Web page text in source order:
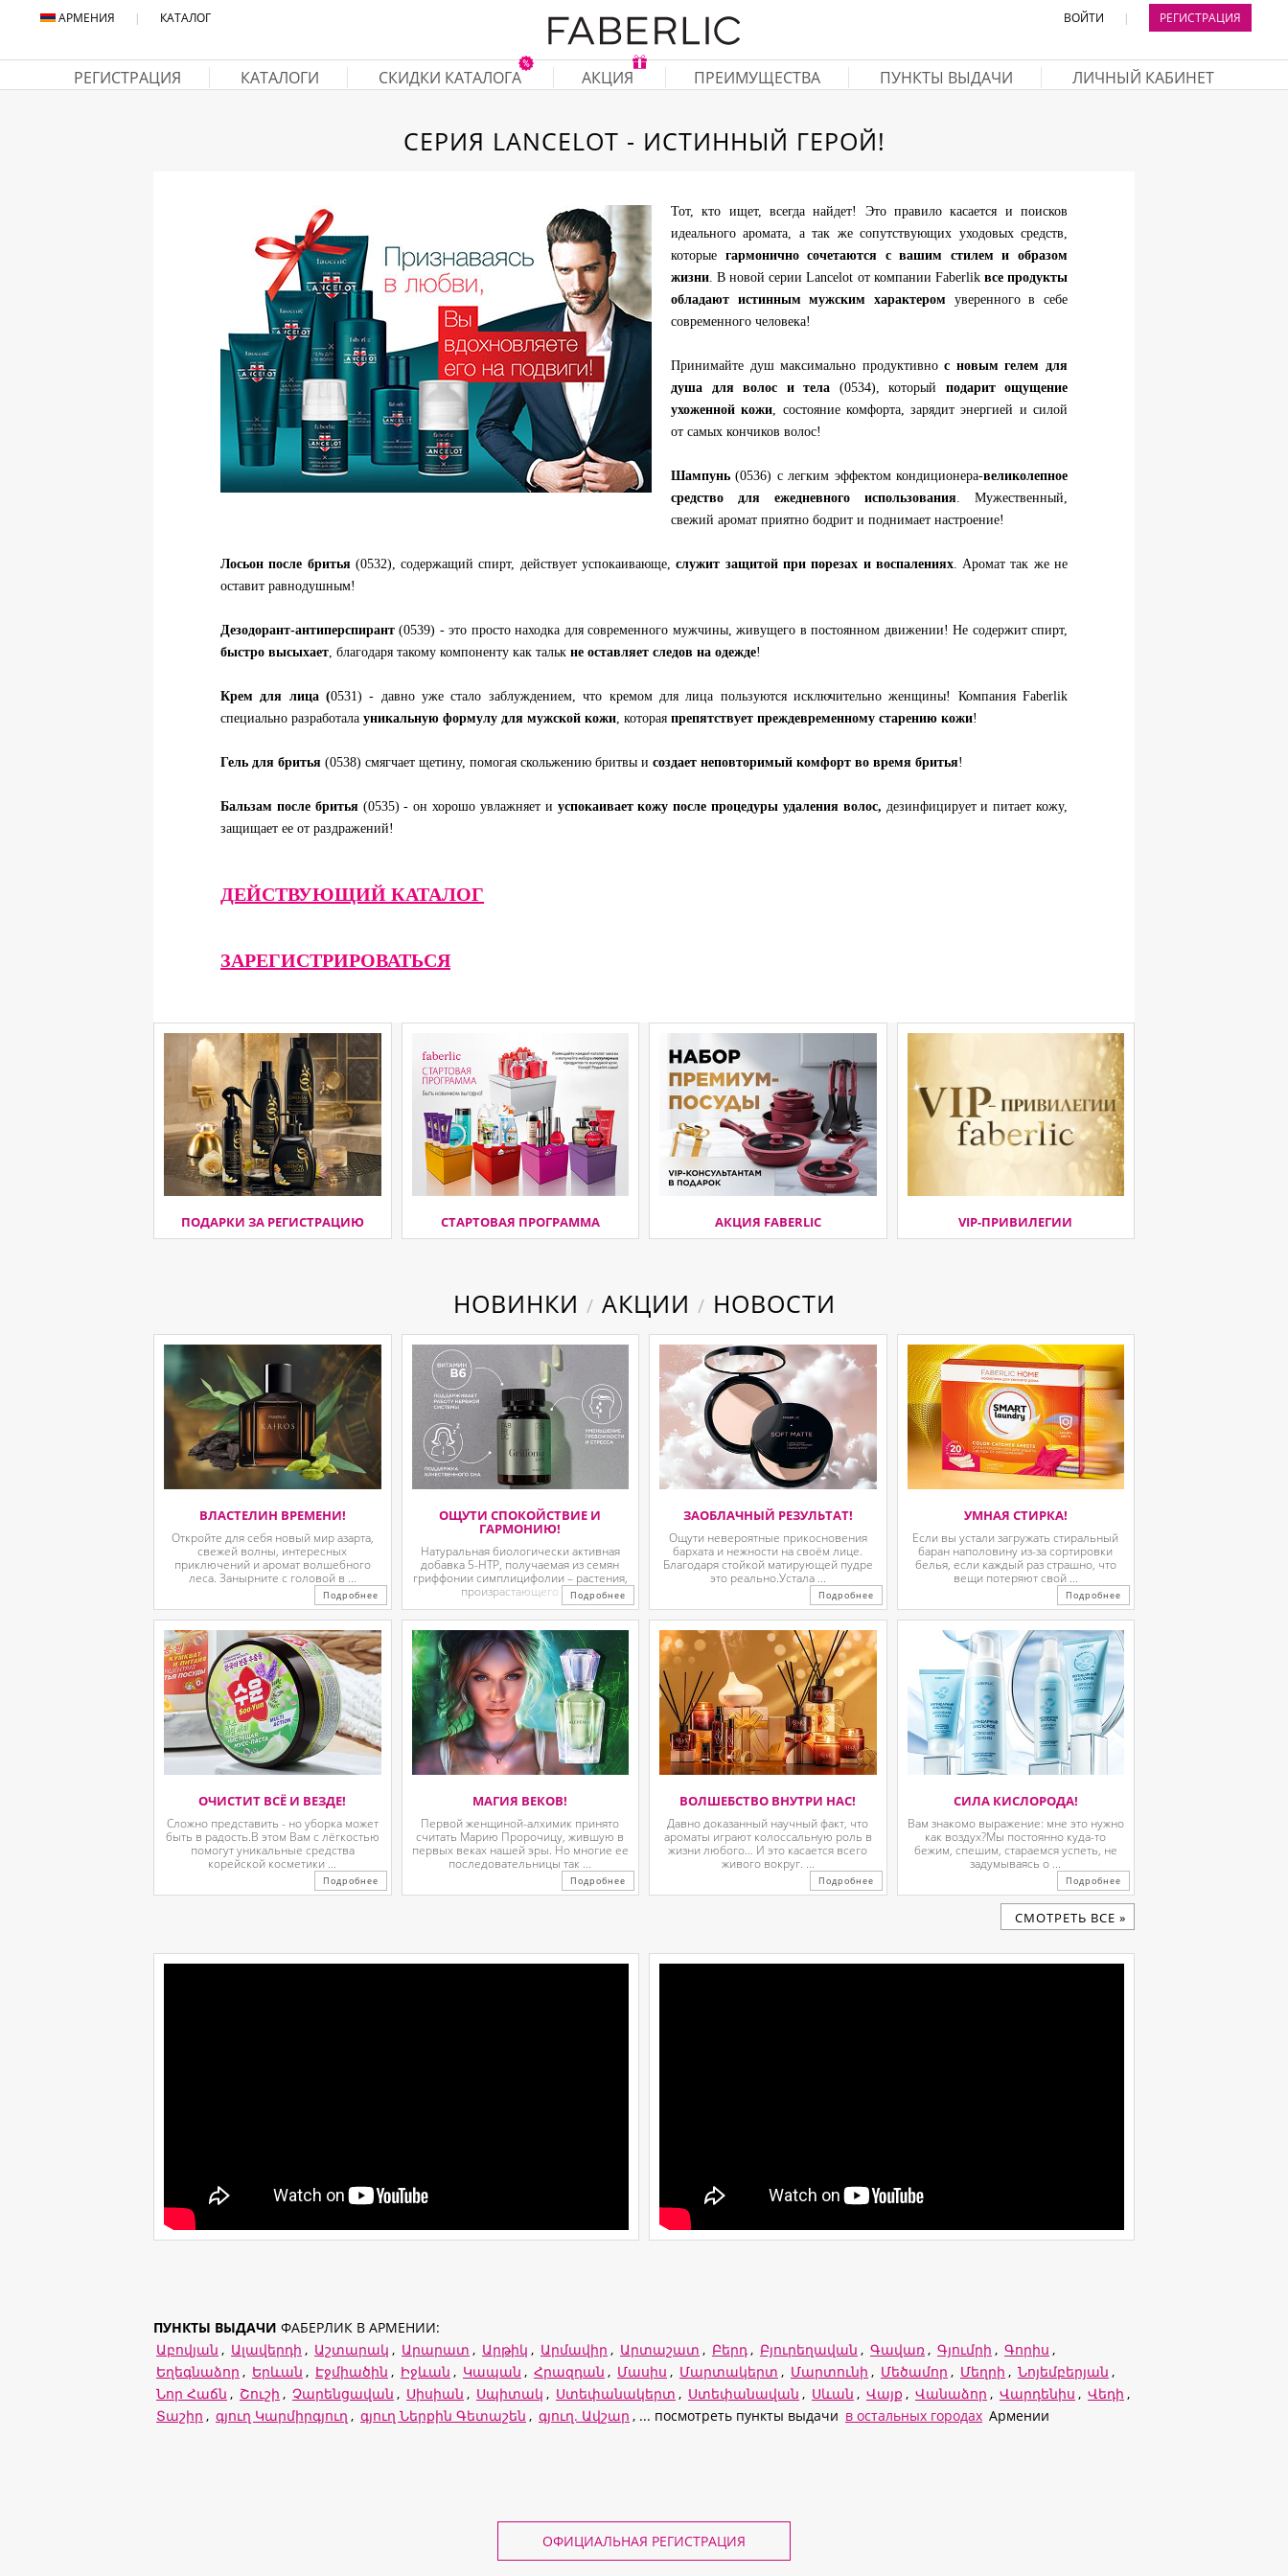
АРМЕНИЯ | КАТАЛОГ ВОЙТИ | РЕГИСТРАЦИЯ
РЕГИСТРАЦИЯ КАТАЛОГИ СКИДКИ КАТАЛОГА АКЦИЯ ПРЕИМУЩЕСТВА ПУНКТЫ ВЫДАЧИ ЛИЧНЫЙ КАБИНЕТ
СЕРИЯ LANCELOT - ИСТИННЫЙ ГЕРОЙ!
Тот, кто ищет, всегда найдет! Это правило касается и поисков
идеального аромата, а так же сопутствующих уходовых средств,
которые гармонично сочетаются с вашим стилем и образом
жизни. В новой серии Lancelot от компании Faberlik все продукты
обладают истинным мужским характером уверенного в себе
современного человека!
Принимайте душ максимально продуктивнос новым гелем для
душа для волос и тела (0534), который подарит ощущение
ухоженной кожи, состояние комфорта, зарядит энергией и силой
от самых кончиков волос!
Шампунь (0536) с легким эффектом кондиционера-великолепное
средство для ежедневного использования. Мужественный,
свежий аромат приятно бодрит и поднимает настроение!
Лосьон после бритья(0532), содержащий спирт, действует успокаивающе,служит защитой при порезах и воспалениях. Аромат так же не
оставит равнодушным!
Дезодорант-антиперспирант (0539) - это просто находка для современного мужчины, живущего в постоянном движении! Не содержит спирт,
быстро высыхает, благодаря такому компоненту как тальк не оставляет следов на одежде!
Крем для лица (0531) - давно уже стало заблуждением, что кремом для лица пользуются исключительно женщины! Компания Faberlik
специально разработала уникальную формулу для мужской кожи, которая препятствует преждевременному старению кожи!
Гель для бритья (0538) смягчает щетину, помогая скольжению бритвы и создает неповторимый комфорт во время бритья!
Бальзам после бритья(0535) - он хорошо увлажняет и успокаивает кожу после процедуры удаления волос, дезинфицирует и питает кожу,
защищает ее от раздражений!
ДЕЙСТВУЮЩИЙ КАТАЛОГ
ЗАРЕГИСТРИРОВАТЬСЯ
ПОДАРКИ ЗА РЕГИСТРАЦИЮ СТАРТОВАЯ ПРОГРАММА АКЦИЯ FABERLIC VIP-ПРИВИЛЕГИИ
НОВИНКИ / АКЦИИ / НОВОСТИ
ВЛАСТЕЛИН ВРЕМЕНИ!
Откройте для себя новый мир азарта,
свежей волны, интересных
приключений и аромат волшебного
леса. Занырните с головой в ...
Подробнее
ОЩУТИ СПОКОЙСТВИЕ И
ГАРМОНИЮ!
Натуральная биологически активная
добавка 5-HTP, получаемая из семян
гриффонии симплицифолии – растения,
произрастающего в ...Подробнее
ЗАОБЛАЧНЫЙ РЕЗУЛЬТАТ!
Ощути невероятные прикосновения
бархата и нежности на своём лице.
Благодаря стойкой матирующей пудре
это реально.Устала ...
Подробнее
УМНАЯ СТИРКА!
Если вы устали загружать стиральный
баран наполовину из-за сортировки
белья, если каждый раз страшно, что
вещи потеряют свой ...
Подробнее
ОЧИСТИТ ВСЁ И ВЕЗДЕ!
Сложно представить - но уборка может
быть в радость.В этом Вам с лёгкостью
помогут уникальные средства
корейской косметики ...
Подробнее
МАГИЯ ВЕКОВ!
Первой женщиной-алхимик принято
считать Марию Пророчицу, жившую в
первых веках нашей эры. Но многие ее
последовательницы так ...
Подробнее
ВОЛШЕБСТВО ВНУТРИ НАС!
Давно доказанный научный факт, что
ароматы играют колоссальную роль в
жизни любого… И это касается всего
живого вокруг. ...
Подробнее
СИЛА КИСЛОРОДА!
Вам знакомо выражение: мне это нужно
как воздух?Мы постоянно куда-то
бежим, спешим, стараемся успеть, не
задумываясь о ...
Подробнее
CМОТРЕТЬ ВСЕ »
ПУНКТЫ ВЫДАЧИ ФАБЕРЛИК В АРМЕНИИ:
Աբովյան , Ալավերդի , Աշտարակ , Արարատ , Արթիկ , Արմավիր , Արտաշատ , Բերդ, Բյուրեղավան , Գավառ, Գյումրի , Գորիս ,
Եղեգնաձոր , Երևան , Էջմիածին , Իջևան , Կապան , Հրազդան , Մասիս , Մարտակերտ , Մարտունի , Մեծամոր , Մեղրի , Նոյեմբերյան ,
Նոր Հաճն , Շուշի , Չարենցավան , Սիսիան , Սպիտակ , Ստեփանակերտ , Ստեփանավան , Սևան , Վայք , Վանաձոր , Վարդենիս , Վեդի ,
Տաշիր , գյուղ Կարմիրգյուղ , գյուղ Ներքին Գետաշեն , գյուղ. Ավշար , ... посмотреть пункты выдачи в остальных городах Армении
ОФИЦИАЛЬНАЯ РЕГИСТРАЦИЯ